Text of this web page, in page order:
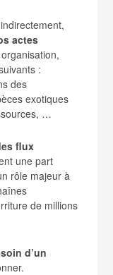
actes
:
des
exotiques
…
flux
une part
rôle majeur à
de millions
d’un